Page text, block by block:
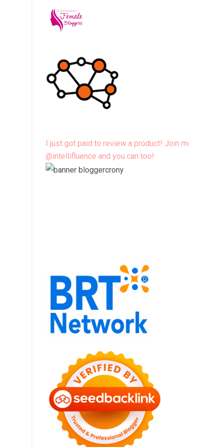
I just got paid to review a product! Join me
@intellifluence and you can too!